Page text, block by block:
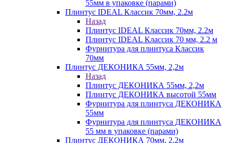
55мм в упаковке (парами)
Плинтус IDEAL Классик 70мм, 2.2м
Назад
Плинтус IDEAL Классик 70мм, 2.2м
Плинтус IDEAL Классик 70 мм, 2.2 м
Фурнитура для плинтуса Классик
70мм
Плинтус ДЕКОНИКА 55мм, 2,2м
Назад
Плинтус ДЕКОНИКА 55мм, 2,2м
Плинтус ДЕКОНИКА высотой 55мм
Фурнитура для плинтуса ДЕКОНИКА
55мм
Фурнитура для плинтуса ДЕКОНИКА
55 мм в упаковке (парами)
Плинтус ДЕКОНИКА 70мм, 2,2м